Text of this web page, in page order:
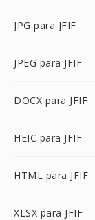
JPG para JFIF
JPEG para JFIF
DOCX para JFIF
HEIC para JFIF
HTML para JFIF
XLSX para JFIF